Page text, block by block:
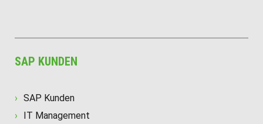
SAP KUNDEN
SAP Kunden
IT Management